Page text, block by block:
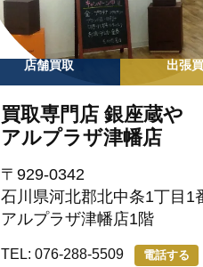
店舗買取 出張
買取専門店 銀座蔵や
アルプラザ津幡店
〒929-0342
石川県河北郡北中条1丁目1
アルプラザ津幡店1階
TEL: 076-288-5509 電話する